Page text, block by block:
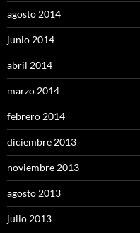
agosto 2014
junio 2014
abril 2014
marzo 2014
febrero 2014
diciembre 2013
noviembre 2013
agosto 2013
julio 2013